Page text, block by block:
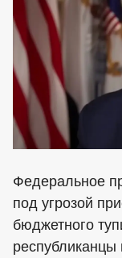
Федеральное
под угрозой
бюджетного